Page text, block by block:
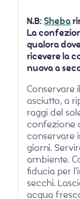
N.B:Sheba
La
qualora
ricevere la
nuova a
Conservare
asciutto, a
raggi del
confezione
conservare
giorni.
ambiente.
fiducia per
secchi.
acqua